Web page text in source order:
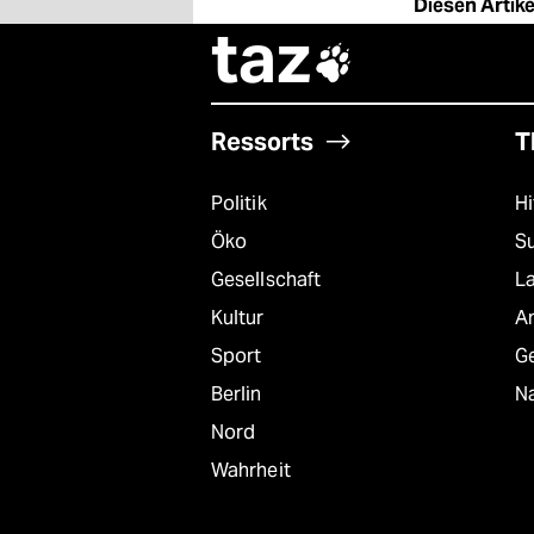
taz
Ressorts
Politik
Öko
Gesellschaft
Kultur
Sport
Berlin
Nord
Wahrheit